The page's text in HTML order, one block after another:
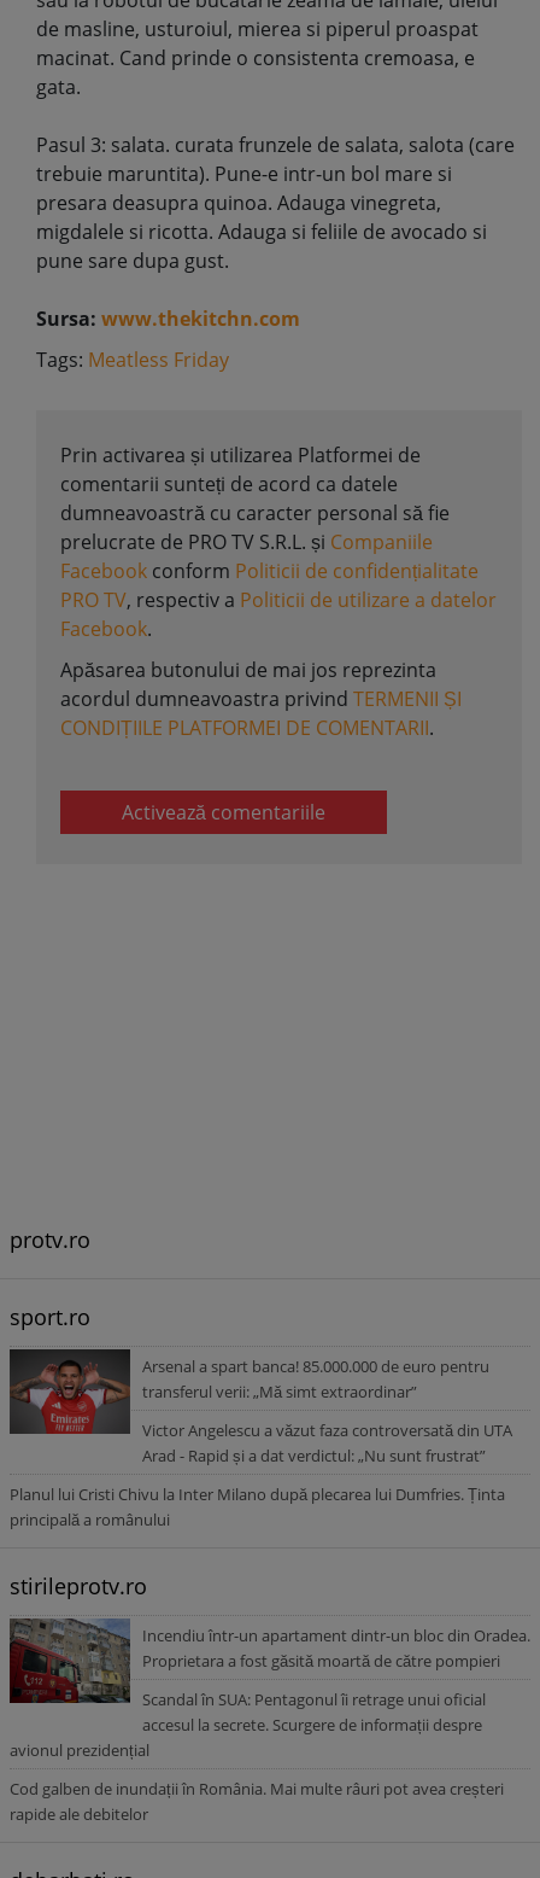
de masline, usturoiul, mierea si piperul proaspat
macinat. Cand prinde o consistenta cremoasa, e
gata.
Pasul 3: salata. curata frunzele de salata, salota (care
trebuie maruntita). Pune-e intr-un bol mare si
presara deasupra quinoa. Adauga vinegreta,
migdalele si ricotta. Adauga si feliile de avocado si
pune sare dupa gust.
Sursa: www.thekitchn.com
Tags: Meatless Friday
Prin activarea și utilizarea Platformei de
comentarii sunteți de acord ca datele
dumneavoastră cu caracter personal să fie
prelucrate de PRO TV S.R.L. și Companiile
Facebook conform Politicii de confidențialitate
PRO TV, respectiv a Politicii de utilizare a datelor
Facebook.
Apăsarea butonului de mai jos reprezinta
acordul dumneavoastra privind TERMENII ȘI
CONDIȚIILE PLATFORMEI DE COMENTARII.
Activează comentariile
protv.ro
sport.ro
Arsenal a spart banca! 85.000.000 de euro pentru
transferul verii: „Mă simt extraordinar”
Victor Angelescu a văzut faza controversată din UTA
Arad - Rapid și a dat verdictul: „Nu sunt frustrat”
Planul lui Cristi Chivu la Inter Milano după plecarea lui Dumfries. Ținta
principală a românului
stirileprotv.ro
Incendiu într-un apartament dintr-un bloc din Oradea.
Proprietara a fost găsită moartă de către pompieri
Scandal în SUA: Pentagonul îi retrage unui oficial
accesul la secrete. Scurgere de informații despre
avionul prezidențial
Cod galben de inundații în România. Mai multe râuri pot avea creșteri
rapide ale debitelor